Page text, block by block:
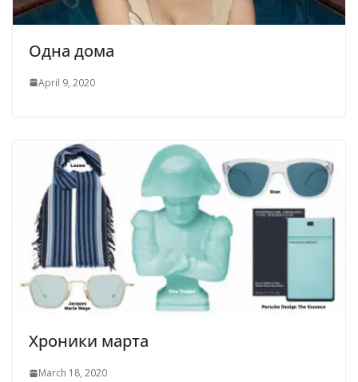
Одна дома
April 9, 2020
Хроники марта
March 18, 2020